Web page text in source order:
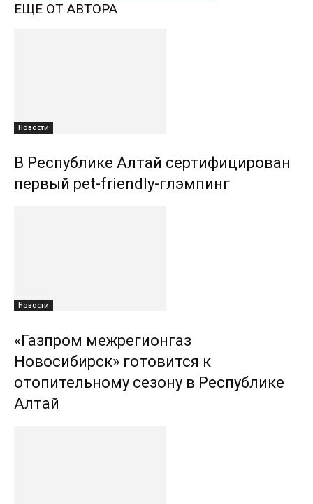
ЕЩЕ ОТ АВТОРА
Новости
В Республике Алтай сертифицирован
первый pet-friendly-глэмпинг
Новости
«Газпром межрегионгаз
Новосибирск» готовится к
отопительному сезону в Республике
Алтай